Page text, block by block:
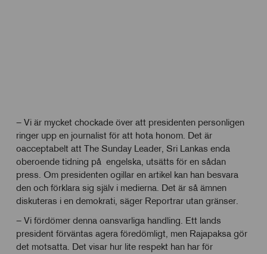
– Vi är mycket chockade över att presidenten personligen
ringer upp en journalist för att hota honom. Det är
oacceptabelt att The Sunday Leader, Sri Lankas enda
oberoende tidning på engelska, utsätts för en sådan
press. Om presidenten ogillar en artikel kan han besvara
den och förklara sig själv i medierna. Det är så ämnen
diskuteras i en demokrati, säger Reportrar utan gränser.
– Vi fördömer denna oansvarliga handling. Ett lands
president förväntas agera föredömligt, men Rajapaksa gör
det motsatta. Det visar hur lite respekt han har för